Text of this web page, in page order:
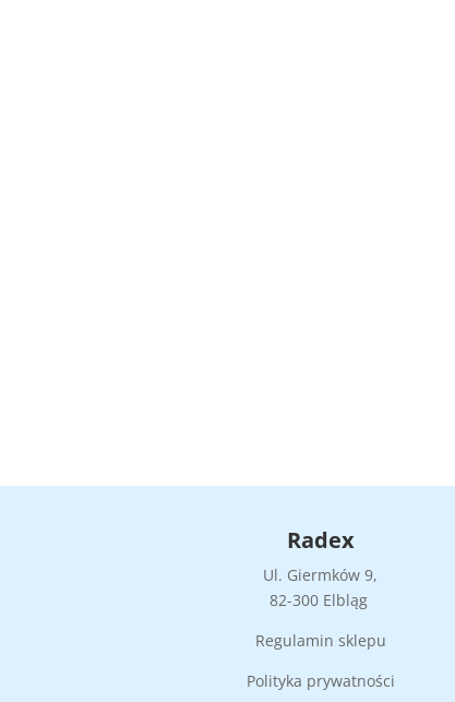
Radex
Ul. Giermków 9,
82-300 Elbląg
Regulamin sklepu
Polityka prywatności